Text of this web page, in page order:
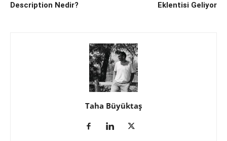
Description Nedir?
Eklentisi Geliyor
Taha Büyüktaş